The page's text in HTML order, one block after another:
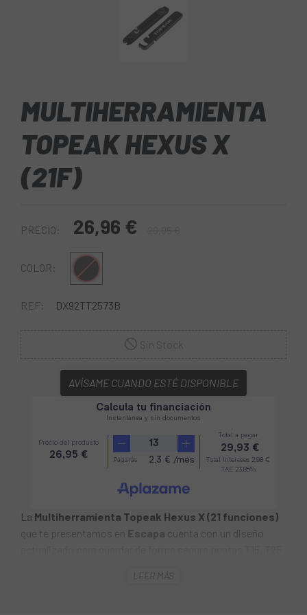
MULTIHERRAMIENTA
TOPEAK HEXUS X
(21F)
PRECIO: 26,96 €
COLOR: Negro
REF: DX92TT2573B
AVÍSAME CUANDO ESTÉ DISPONIBLE
La Multiherramienta Topeak Hexus X (21 funciones)
que te presentamos en Escapa cuenta con un diseño
neumáticos montadas lateralmente. Incluye una
LEER MÁS